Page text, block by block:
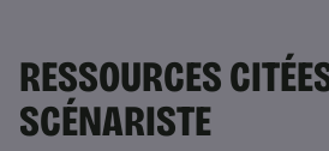
RESSOURCES
SCÉNARISTE